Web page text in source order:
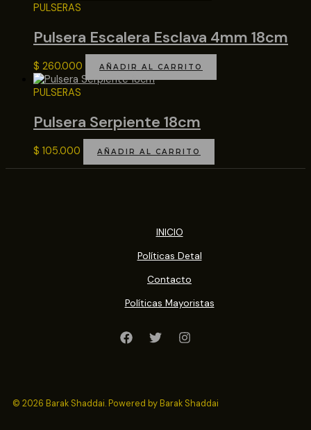
PULSERAS
Pulsera Escalera Esclava 4mm 18cm
$ 260.000 AÑADIR AL CARRITO
PULSERAS
Pulsera Serpiente 18cm
$ 105.000 AÑADIR AL CARRITO
INICIO
Políticas Detal
Contacto
Políticas Mayoristas
© 2026 Barak Shaddai. Powered by Barak Shaddai